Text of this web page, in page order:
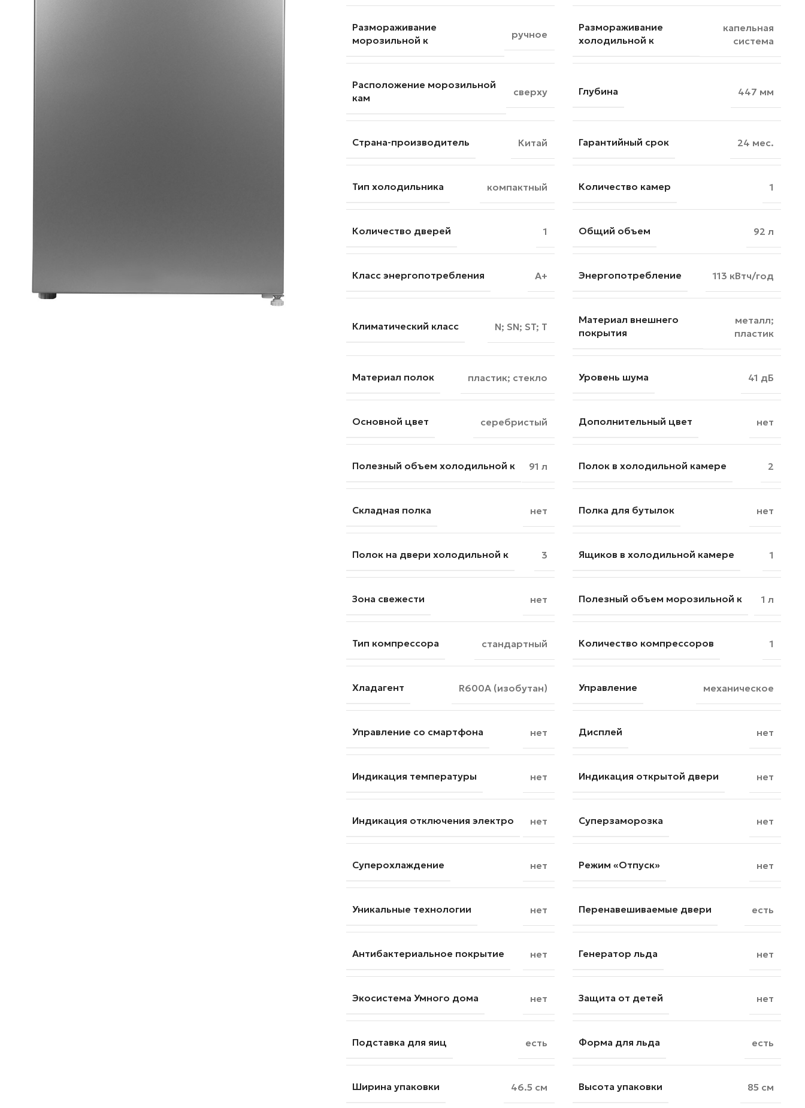
Размораживание
морозильной к
ручное
Размораживание
холодильной к
капельная
система
Расположение морозильной
кам
сверху Глубина 447 мм
Страна-производитель Китай Гарантийный срок 24 мес.
Тип холодильника компактный Количество камер 1
Количество дверей 1 Общий объем 92 л
Класс энергопотребления A+ Энергопотребление 113 кВтч/год
Климатический класс N; SN; ST; T
Материал внешнего
покрытия
металл;
пластик
Материал полок пластик; стекло Уровень шума 41 дБ
Основной цвет серебристый Дополнительный цвет нет
Полезный объем холодильной к 91 л Полок в холодильной камере 2
Складная полка нет Полка для бутылок нет
Полок на двери холодильной к 3 Ящиков в холодильной камере 1
Зона свежести нет Полезный объем морозильной к 1 л
Тип компрессора стандартный Количество компрессоров 1
Хладагент R600A (изобутан) Управление механическое
Управление со смартфона нет Дисплей нет
Индикация температуры нет Индикация открытой двери нет
Индикация отключения электро нет Суперзаморозка нет
Суперохлаждение нет Режим «Отпуск» нет
Уникальные технологии нет Перенавешиваемые двери есть
Антибактериальное покрытие нет Генератор льда нет
Экосистема Умного дома нет Защита от детей нет
Подставка для яиц есть Форма для льда есть
Ширина упаковки 46.5 см Высота упаковки 85 см